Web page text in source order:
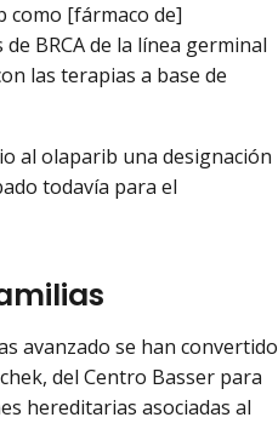
como [fármaco de]
BRCA de la línea germinal
las terapias a base de
al olaparib una designación
todavía para el
avanzado se han convertido
del Centro Basser para
hereditarias asociadas al